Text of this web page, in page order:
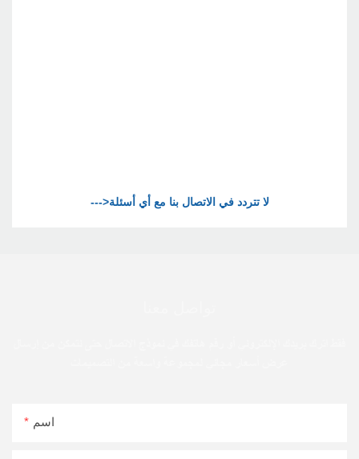
--->لا تتردد في الاتصال بنا مع أي أسئلة
اسم